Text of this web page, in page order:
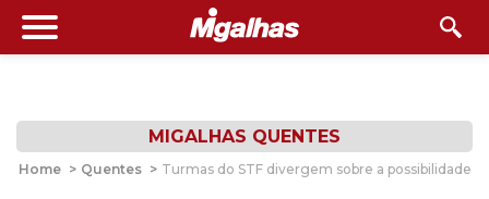
MIGALHAS QUENTES
Home > Quentes > Turmas do STF divergem sobre a possibilidade